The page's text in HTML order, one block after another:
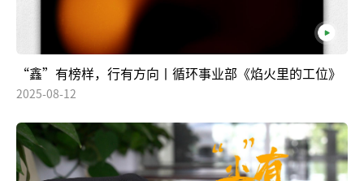
“鑫”有榜样，行有方向丨循环事业部《焰火里的工位》
2025-08-12